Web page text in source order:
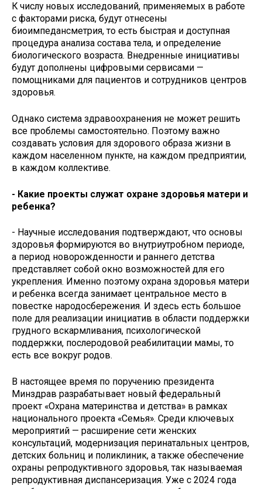
К числу новых исследований, применяемых в работе
с факторами риска, будут отнесены
биоимпедансметрия, то есть быстрая и доступная
процедура анализа состава тела, и определение
биологического возраста. Внедренные инициативы
будут дополнены цифровыми сервисами —
помощниками для пациентов и сотрудников центров
здоровья.
Однако система здравоохранения не может решить
все проблемы самостоятельно. Поэтому важно
создавать условия для здорового образа жизни в
каждом населенном пункте, на каждом предприятии,
в каждом коллективе.
- Какие проекты служат охране здоровья матери и
ребенка?
- Научные исследования подтверждают, что основы
здоровья формируются во внутриутробном периоде,
а период новорожденности и раннего детства
представляет собой окно возможностей для его
укрепления. Именно поэтому охрана здоровья матери
и ребенка всегда занимает центральное место в
повестке народосбережения. И здесь есть большое
поле для реализации инициатив в области поддержки
грудного вскармливания, психологической
поддержки, послеродовой реабилитации мамы, то
есть все вокруг родов.
В настоящее время по поручению президента
Минздрав разрабатывает новый федеральный
проект «Охрана материнства и детства» в рамках
национального проекта «Семья». Среди ключевых
мероприятий — расширение сети женских
консультаций, модернизация перинатальных центров,
детских больниц и поликлиник, а также обеспечение
охраны репродуктивного здоровья, так называемая
репродуктивная диспансеризация. Уже с 2024 года